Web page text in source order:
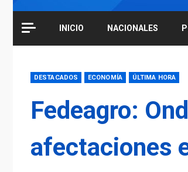
INICIO NACIONALES
DESTACADOS ECONOMÍA ÚLTIMA HORA
Fedeagro:
afectaciones